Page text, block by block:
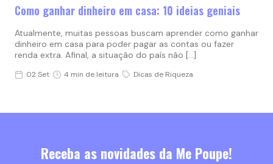
Como ganhar dinheiro em casa: 10 ideias geniais
Atualmente, muitas pessoas buscam aprender como ganhar
dinheiro em casa para poder pagar as contas ou fazer
renda extra. Afinal, a situação do país não […]
02 Set 4 min de leitura Dicas de Riqueza
Receba as novidades da Me Poupe!